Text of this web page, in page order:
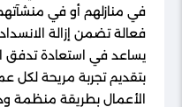
في منازلهم أو في
فعالة تضمن إزالة
يساعد في استعادة تدفق
بتقديم تجربة مريحة لكل
الأعمال بطريقة منظمة